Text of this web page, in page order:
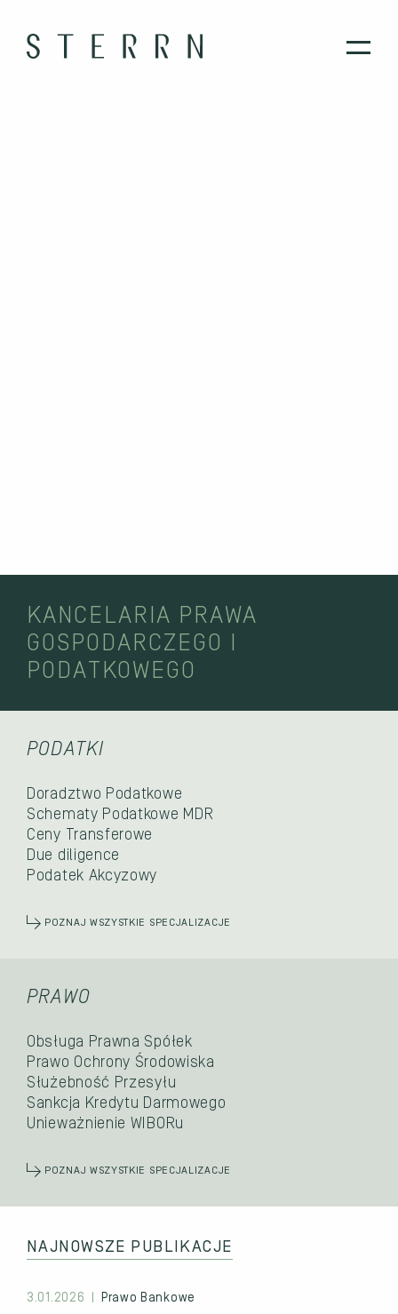
KANCELARIA PRAWA
GOSPODARCZEGO I
PODATKOWEGO
PODATKI
Doradztwo Podatkowe
Schematy Podatkowe MDR
Ceny Transferowe
Due diligence
Podatek Akcyzowy
POZNAJ WSZYSTKIE SPECJALIZACJE
PRAWO
Obsługa Prawna Spółek
Prawo Ochrony Środowiska
Służebność Przesyłu
Sankcja Kredytu Darmowego
Unieważnienie WIBORu
POZNAJ WSZYSTKIE SPECJALIZACJE
NAJNOWSZE PUBLIKACJE
3.01.2026 | Prawo Bankowe